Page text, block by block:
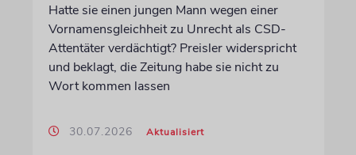
Hatte sie einen jungen Mann wegen einer
Vornamensgleichheit zu Unrecht als CSD-
Attentäter verdächtigt? Preisler widerspricht
und beklagt, die Zeitung habe sie nicht zu
Wort kommen lassen
30.07.2026 Aktualisiert